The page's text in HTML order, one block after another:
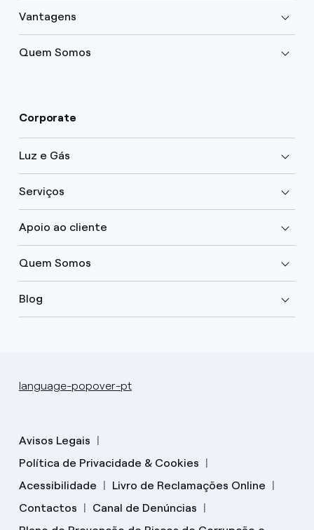
Vantagens
Quem Somos
Corporate
Luz e Gás
Serviços
Apoio ao cliente
Quem Somos
Blog
language-popover-pt
Avisos Legais
Política de Privacidade & Cookies
Acessibilidade
Livro de Reclamações Online
Contactos
Canal de Denúncias